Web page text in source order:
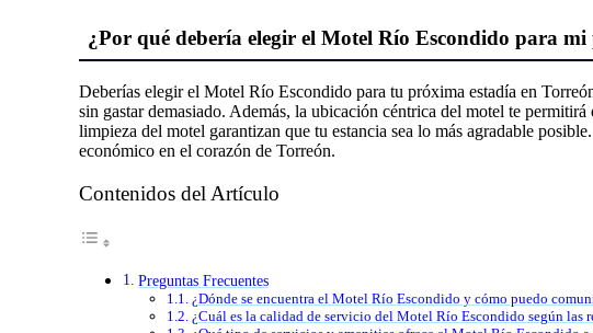
¿Por qué debería elegir el Motel Río Escondido para
Deberías elegir el Motel Río Escondido para tu próxima estadía en
sin gastar demasiado. Además, la ubicación céntrica del motel te
limpieza del motel garantizan que tu estancia sea lo más agradable
económico en el corazón de Torreón.
Contenidos del Artículo
Preguntas Frecuentes
¿Dónde se encuentra el Motel Río Escondido y cómo puedo
¿Cuál es la calidad de servicio del Motel Río Escondido según las